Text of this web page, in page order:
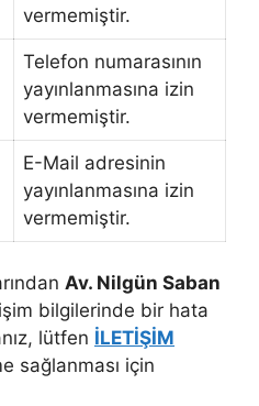
vermemiştir.
Telefon numarasının
yayınlanmasına izin
vermemiştir.
E-Mail adresinin
yayınlanmasına izin
vermemiştir.
Av. Nilgün Saban
bilgilerinde bir hata
lütfen İLETİŞİM
sağlanması için